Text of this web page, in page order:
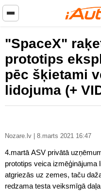
"SpaceX"
prototips
pēc šķietami
lidojuma (+
Nozare.lv | 8.marts 2021 16:47
4.martā ASV privātā
prototips veica
atgriezās uz zemes, taču
redzama testa veiksmīgā